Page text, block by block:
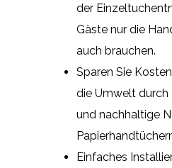
der
Gäste nur die
auch brauchen.
Sparen Sie
die Umwelt durch
und nachhaltige
Einfaches